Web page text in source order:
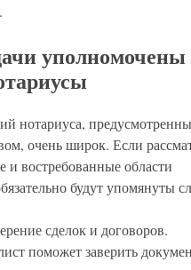
уполномочены
нотариуса,
очень широк. Если
и востребованные области
будут упомянуты
сделок и договоров.
поможет заверить